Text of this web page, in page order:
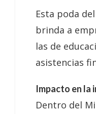
Esta poda
brinda a
las de
asistencias
Impacto en la
Dentro del